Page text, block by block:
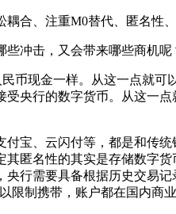
合、注重M0替代、匿名性
冲击，又会带来哪些商机呢
币现金一样。从这一点就可
央行的数字货币。从这一
宝、云闪付等，都是和传
匿名性的其实是存储数字
行需要具备根据历史交易
制携带，账户都在国内商